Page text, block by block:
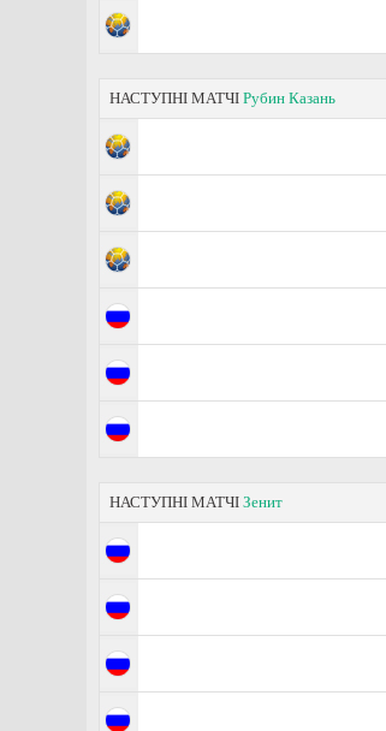
НАСТУПНІ МАТЧІ Рубин Казань
НАСТУПНІ МАТЧІ Зенит